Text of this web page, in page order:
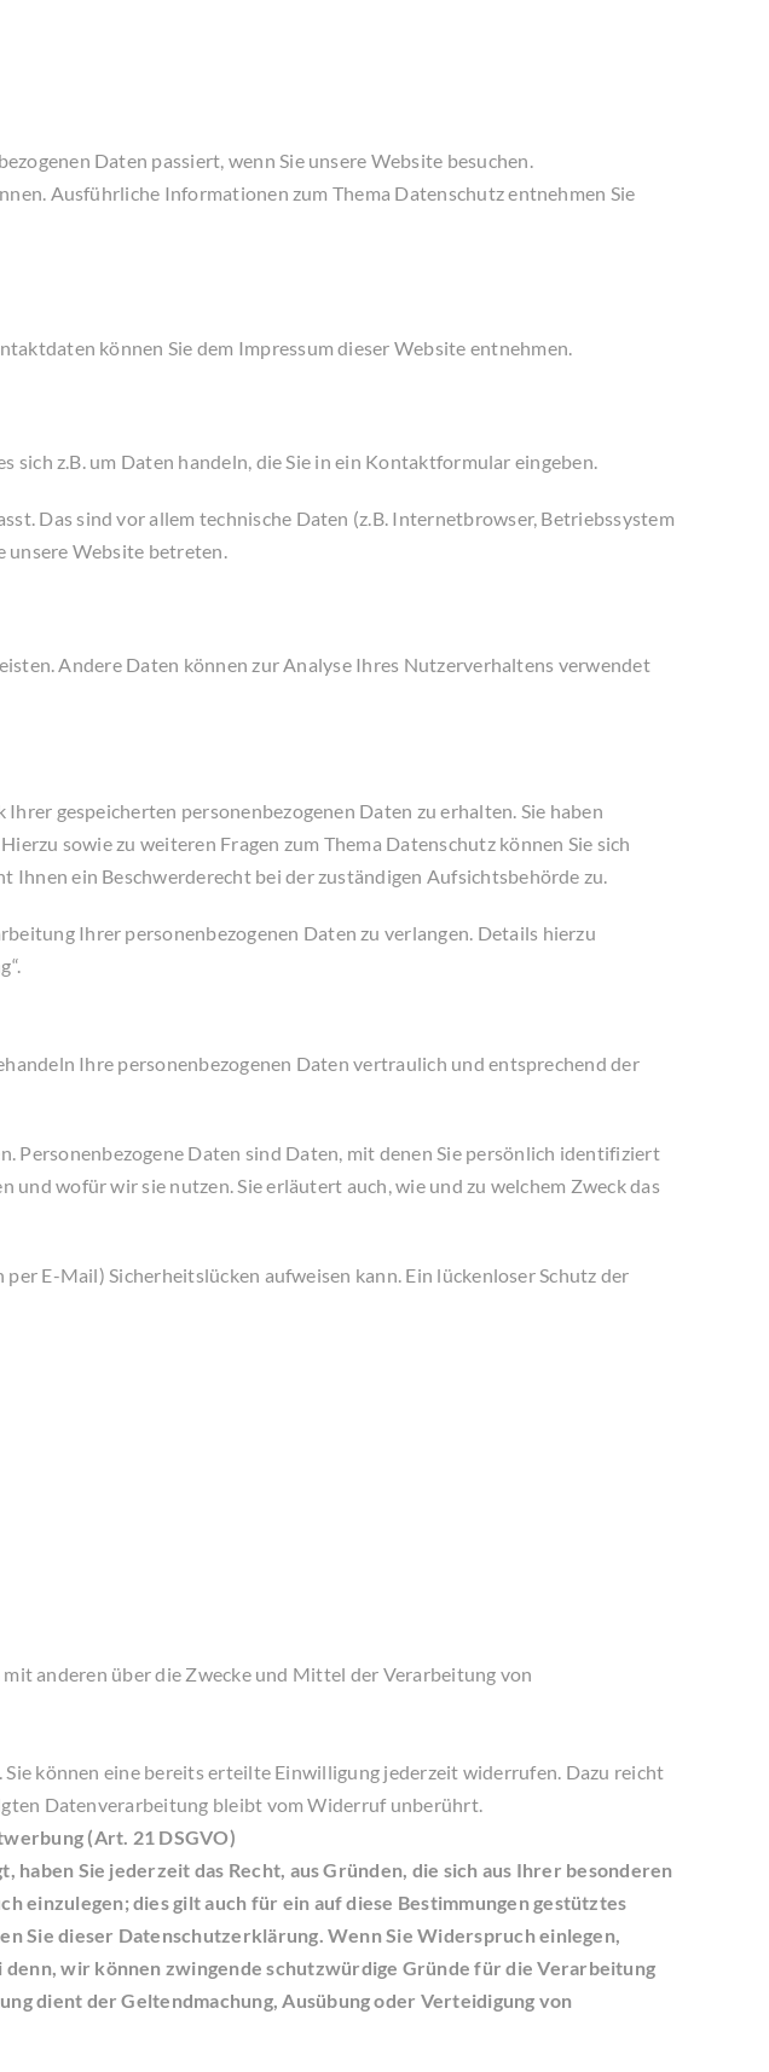
Daten passiert, wenn Sie unsere Website besuchen.
Ausführliche Informationen zum Thema Datenschutz entnehmen Sie
können Sie dem Impressum dieser Website entnehmen.
z.B. um Daten handeln, die Sie in ein Kontaktformular eingeben.
Das sind vor allem technische Daten (z.B. Internetbrowser, Betriebssystem
Website betreten.
Andere Daten können zur Analyse Ihres Nutzerverhaltens verwendet
gespeicherten personenbezogenen Daten zu erhalten. Sie haben
sowie zu weiteren Fragen zum Thema Datenschutz können Sie sich
Ihnen ein Beschwerderecht bei der zuständigen Aufsichtsbehörde zu.
Ihrer personenbezogenen Daten zu verlangen. Details hierzu
Ihre personenbezogenen Daten vertraulich und entsprechend der
Personenbezogene Daten sind Daten, mit denen Sie persönlich identifiziert
wofür wir sie nutzen. Sie erläutert auch, wie und zu welchem Zweck das
E-Mail) Sicherheitslücken aufweisen kann. Ein lückenloser Schutz der
anderen über die Zwecke und Mittel der Verarbeitung von
können eine bereits erteilte Einwilligung jederzeit widerrufen. Dazu reicht
Datenverarbeitung bleibt vom Widerruf unberührt.
(Art. 21 DSGVO)
Sie jederzeit das Recht, aus Gründen, die sich aus Ihrer besonderen
einzulegen; dies gilt auch für ein auf diese Bestimmungen gestütztes
Sie dieser Datenschutzerklärung. Wenn Sie Widerspruch einlegen,
wir können zwingende schutzwürdige Gründe für die Verarbeitung
dient der Geltendmachung, Ausübung oder Verteidigung von